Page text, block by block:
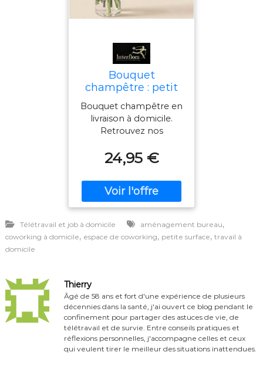
Bouquet
champêtre : petit
bouquet rose en
livraison à domicile
- Interflora
Bouquet champêtre en
livraison à domicile.
Retrouvez nos
partir de 19,95€, livrés
en 24H.
24,95 €
Télétravail et job à domicile aménagement bureau,
coworking à domicile, espace de coworking, petite surface, travail à
domicile
Thierry
Âgé de 58 ans et fort d'une expérience de plusieurs
décennies dans la santé, j'ai ouvert ce blog pendant le
confinement pour partager des astuces de vie, de
télétravail et de survie. Entre conseils pratiques et
réflexions personnelles, j'accompagne celles et ceux
qui veulent tirer le meilleur des situations inattendues.